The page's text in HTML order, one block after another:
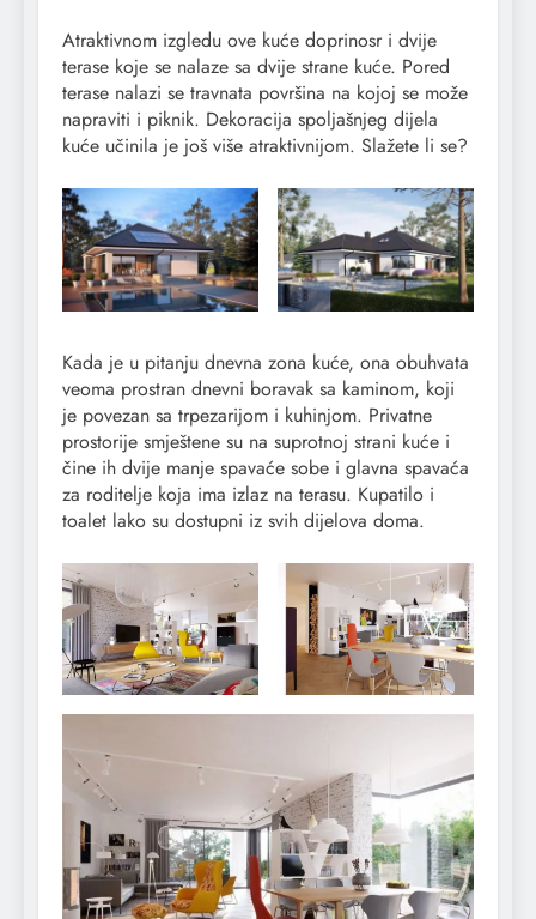
Atraktivnom izgledu ove kuće doprinosr i dvije
terase koje se nalaze sa dvije strane kuće. Pored
terase nalazi se travnata površina na kojoj se može
napraviti i piknik. Dekoracija spoljašnjeg dijela
kuće učinila je još više atraktivnijom. Slažete li se?
Kada je u pitanju dnevna zona kuće, ona obuhvata
veoma prostran dnevni boravak sa kaminom, koji
je povezan sa trpezarijom i kuhinjom. Privatne
prostorije smještene su na suprotnoj strani kuće i
čine ih dvije manje spavaće sobe i glavna spavaća
za roditelje koja ima izlaz na terasu. Kupatilo i
toalet lako su dostupni iz svih dijelova doma.